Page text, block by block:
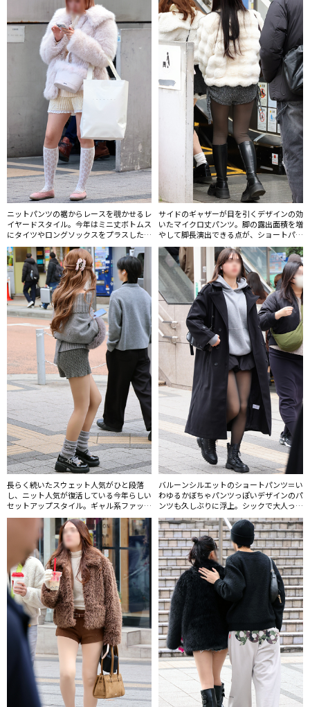
ニットパンツの裾からレースを覗かせるレ
イヤードスタイル。今年はミニ丈ボトムス
にタイツやロングソックスをプラスした着
こなしがブレイクしている。
サイドのギャザーが目を引くデザインの効
いたマイクロ丈パンツ。脚の露出面積を増
やして脚長演出できる点が、ショートパン
ツ人気の要因にあるのかもしれない。
長らく続いたスウェット人気がひと段落
し、ニット人気が復活している今年らしい
セットアップスタイル。ギャル系ファッシ
ョンを好む層にもグレーのワントーンコー
ディネート等ミニマルな着こなしが浸透。
バルーンシルエットのショートパンツ＝い
わゆるかぼちゃパンツっぽいデザインのパ
ンツも久しぶりに浮上。シックで大人っぽ
いモノトーンコーディネートはさらに増え
そう。